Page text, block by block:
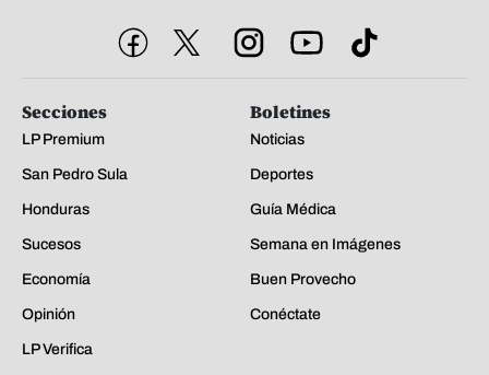
Secciones
LP Premium
San Pedro Sula
Honduras
Sucesos
Economía
Opinión
LP Verifica
Boletines
Noticias
Deportes
Guía Médica
Semana en Imágenes
Buen Provecho
Conéctate